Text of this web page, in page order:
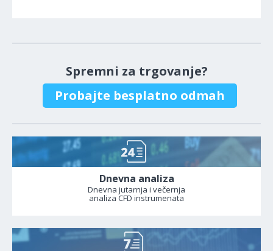
Spremni za trgovanje?
Probajte besplatno odmah
Dnevna analiza
Dnevna jutarnja i večernja
analiza CFD instrumenata